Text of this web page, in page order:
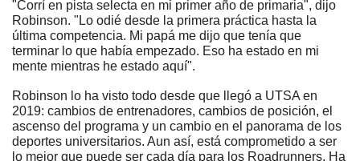
"Corrí en pista selecta en mi primer año de primaria", dijo
Robinson. "Lo odié desde la primera práctica hasta la
última competencia. Mi papá me dijo que tenía que
terminar lo que había empezado. Eso ha estado en mi
mente mientras he estado aquí".
Robinson lo ha visto todo desde que llegó a UTSA en
2019: cambios de entrenadores, cambios de posición, el
ascenso del programa y un cambio en el panorama de los
deportes universitarios. Aun así, está comprometido a ser
lo mejor que puede ser cada día para los Roadrunners. Ha